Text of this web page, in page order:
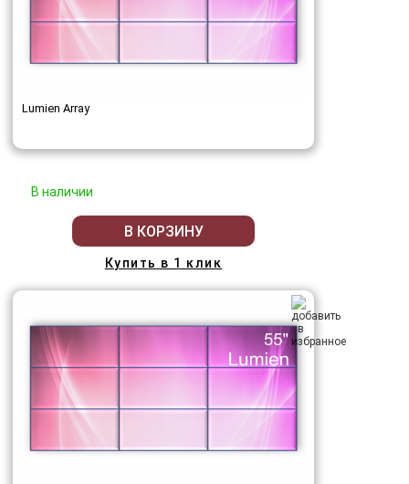
Lumien Array
В наличии
В КОРЗИНУ
Купить в 1 клик